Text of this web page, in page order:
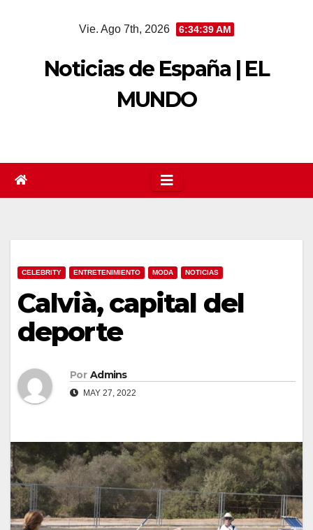
Vie. Ago 7th, 2026 6:34:39 AM
Noticias de España | EL
MUNDO
CELEBRITY ENTRETENIMIENTO MODA NOTICIAS
Calvià, capital del
deporte
Por Admins
MAY 27, 2022